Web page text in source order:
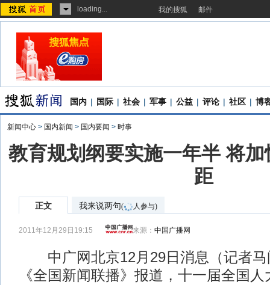
loading... 我的搜狐 邮件
国内 | 国际 | 社会 | 军事 | 公益 | 评论 | 社区 | 博
新闻中心 > 国内新闻 > 国内要闻 > 时事
教育规划纲要实施一年半 将
距
正文 我来说两句( 人参与)
2011年12月29日19:15 来源： 中国广播网
中广网北京12月29日消息（记者马
《全国新闻联播》报道，十一届全国